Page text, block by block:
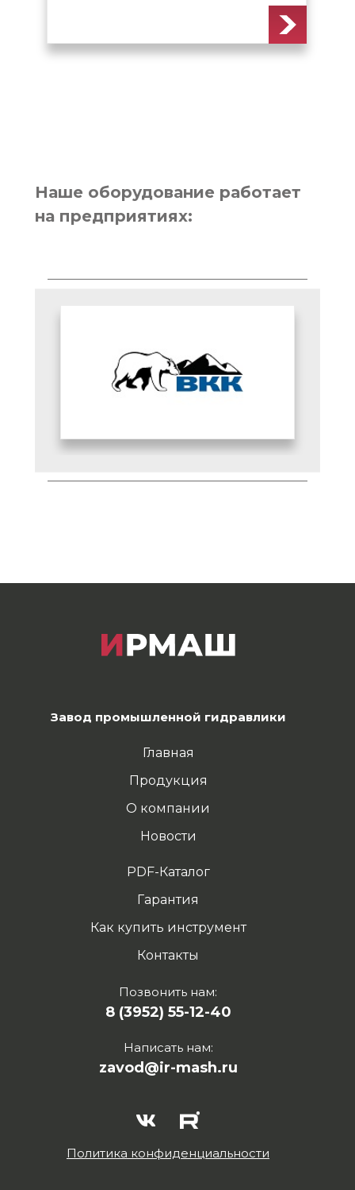
Наше оборудование работает
на предприятиях:
Завод промышленной гидравлики
Главная
Продукция
О компании
Новости
PDF-Каталог
Гарантия
Как купить инструмент
Контакты
Позвонить нам:
8 (3952) 55-12-40
Написать нам:
zavod@ir-mash.ru
Политика конфиденциальности